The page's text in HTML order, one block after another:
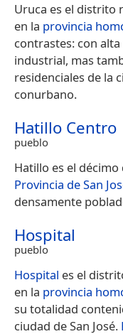
Uruca es el distrito
en la provincia
contrastes: con
industrial, mas
residenciales de la
conurbano.
Hatillo Centro
pueblo
Hatillo es el
Provincia de San
densamente
Hospital
pueblo
Hospital es el
en la provincia
su totalidad
ciudad de San José.